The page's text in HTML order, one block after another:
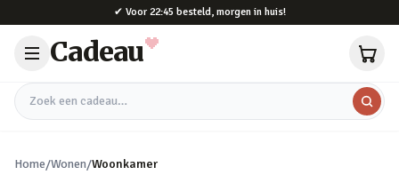
✔ Voor 22:45 besteld, morgen in huis!
Cadeau
Zoek een cadeau
Home/Wonen/Woonkamer